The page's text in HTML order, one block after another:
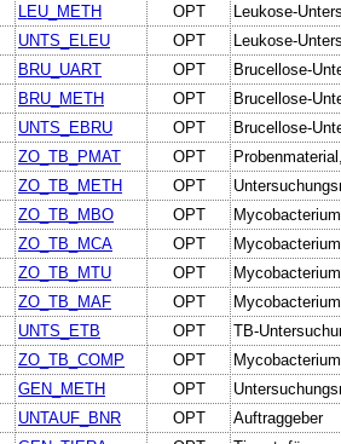
LEU_METH OPT
Leukose-
UNTS_ELEU OPT
Leukose-
BRU_UART OPT
Brucellose-
BRU_METH OPT
Brucellose-
UNTS_EBRU OPT
Brucellose-
ZO_TB_PMAT OPT
ZO_TB_METH OPT
ZO_TB_MBO OPT
ZO_TB_MCA OPT
ZO_TB_MTU OPT
ZO_TB_MAF OPT
UNTS_ETB OPT
TB-
ZO_TB_COMP OPT
GEN_METH OPT
UNTAUF_BNR OPT
Auftraggeber